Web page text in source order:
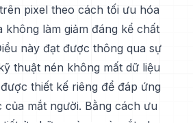
pixel theo cách tối ưu hóa
không làm giảm đáng kể chất
này đạt được thông qua sự
thuật nén không mất dữ liệu
thiết kế riêng để đáp ứng
mắt người. Bằng cách ưu